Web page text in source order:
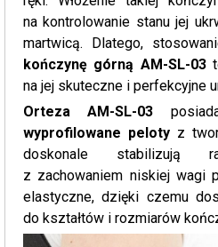
na kontrolowanie stanu jej
martwicą. Dlatego,
kończynę górną AM-SL-03
na jej skuteczne i perfekcyjne
Orteza AM-SL-03
wyprofilowane peloty z
doskonale stabilizują
z zachowaniem niskiej wagi
elastyczne, dzięki czemu
do kształtów i rozmiarów